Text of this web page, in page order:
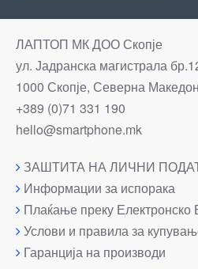
ЛАПТОП МК ДОО Скопје
ул. Јадранска магистрала
1000 Скопје, Северна
+389 (0)71 331 190
hello@smartphone.mk
ЗАШТИТА НА ЛИЧНИ
Информации за испорака
Плаќање преку Електронско
Услови и правила за
Гаранција на производи